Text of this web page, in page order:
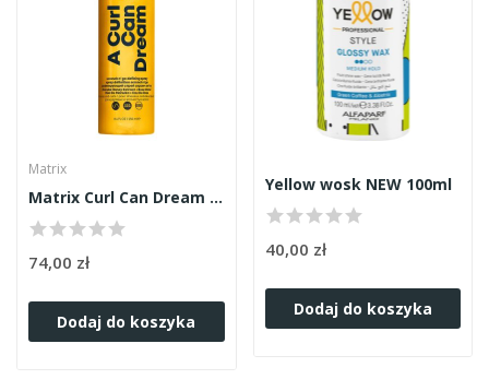
Matrix
Matrix Curl Can Dream spray do włosów...
74,00 zł
Dodaj do koszyka
Yellow wosk NEW 100ml
40,00 zł
Dodaj do koszyka